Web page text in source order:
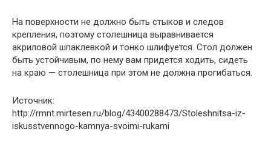
На поверхности не должно быть стыков и следов
крепления, поэтому столешница выравнивается
акриловой шпаклевкой и тонко шлифуется. Стол должен
быть устойчивым, по нему вам придется ходить, сидеть
на краю — столешница при этом не должна прогибаться.
Источник:
http://rmnt.mirtesen.ru/blog/43400288473/Stoleshnitsa-iz-
iskusstvennogo-kamnya-svoimi-rukami